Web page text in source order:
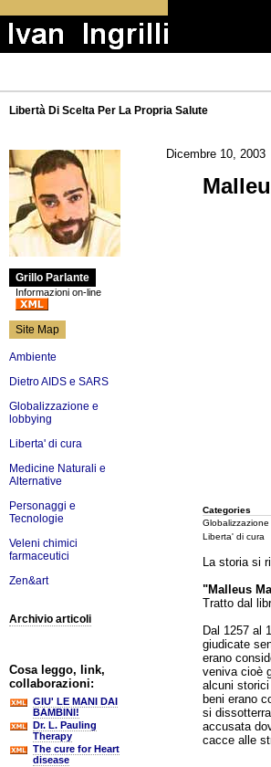
Libertà Di Scelta Per La Propria Salute
Grillo Parlante
Informazioni on-line
Site Map
Ambiente
Dietro AIDS e SARS
Globalizzazione e
lobbying
Liberta' di cura
Medicine Naturali e
Alternative
Personaggi e
Tecnologie
Veleni chimici
farmaceutici
Zen&art
Archivio articoli
Cosa leggo, link,
collaborazioni:
GIU' LE MANI DAI
BAMBINI!
Dr. L. Pauling
Therapy
The cure for Heart
disease
Dicembre 10, 2003
Categories
Liberta' di cura
La storia si
"Malleus
Tratto dal
Dal 1257 al
giudicate
erano
veniva cioè
alcuni
beni erano
si
accusata
cacce alle